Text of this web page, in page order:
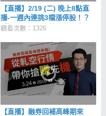
【直播】2/19 (二) 晚上8點直
播-一週內連挑3檔漲停股！？
「短線上漲股」篩選技巧大公
觀看次數：1326
【直播】融券回補高峰期來